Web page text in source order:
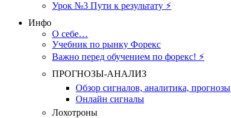
Урок №3 Пути к результату ⚡️
Инфо
О себе…
Учебник по рынку Форекс
Важно перед обучением по форекс! ⚡
ПРОГНОЗЫ-АНАЛИЗ
Обзор сигналов, аналитика, прогнозы
Онлайн сигналы
Лохотроны